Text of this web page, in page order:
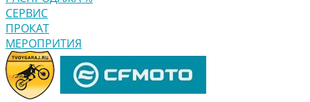
СЕРВИС
ПРОКАТ
МЕРОПРИТИЯ